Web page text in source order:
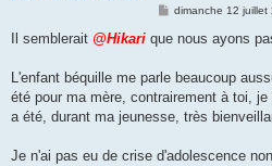
M
s
g
dimanche 12 juillet
Il semblerait @Hikari que nous ayons
L'enfant béquille me parle beaucoup
été pour ma mère, contrairement à toi,
a été, durant ma jeunesse, très
Je n'ai pas eu de crise d'adolescence